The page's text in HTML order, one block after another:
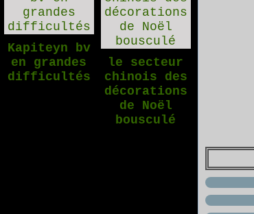
Kapiteyn bv
en grandes
difficultés
le secteur
chinois des
décorations
de Noël
bousculé